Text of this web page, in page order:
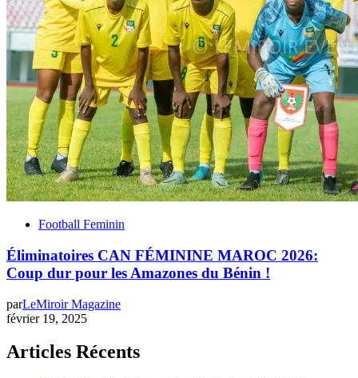
Football Feminin
Éliminatoires CAN FÉMININE MAROC 2026:
Coup dur pour les Amazones du Bénin !
parLeMiroir Magazine
février 19, 2025
Articles Récents